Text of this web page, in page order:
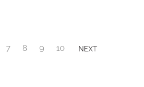
7 8 9 10 NEXT